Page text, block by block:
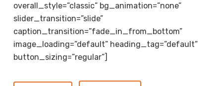
overall_style=”classic” bg_animation=”none”
slider_transition=”slide”
caption_transition=”fade_in_from_bottom”
image_loading=”default” heading_tag=”default”
button_sizing=”regular”]